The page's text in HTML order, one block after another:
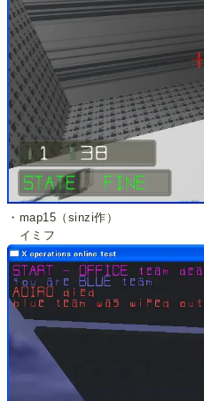
・map15（sinzi作）
イミフ